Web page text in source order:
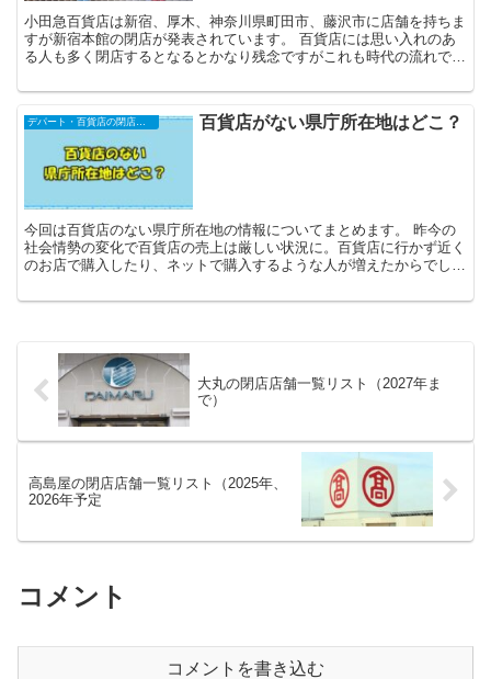
小田急百貨店は新宿、厚木、神奈川県町田市、藤沢市に店舗を持ちま
すが新宿本館の閉店が発表されています。 百貨店には思い入れのあ
る人も多く閉店するとなるとかなり残念ですがこれも時代の流れで仕
百貨店がない県庁所在地はどこ？
今回は百貨店のない県庁所在地の情報についてまとめます。 昨今の
社会情勢の変化で百貨店の売上は厳しい状況に。百貨店に行かず近く
のお店で購入したり、ネットで購入するような人が増えたからでしょ
大丸の閉店店舗一覧リスト（2027年ま
で）
高島屋の閉店店舗一覧リスト（2025年、
2026年予定
コメント
コメントを書き込む